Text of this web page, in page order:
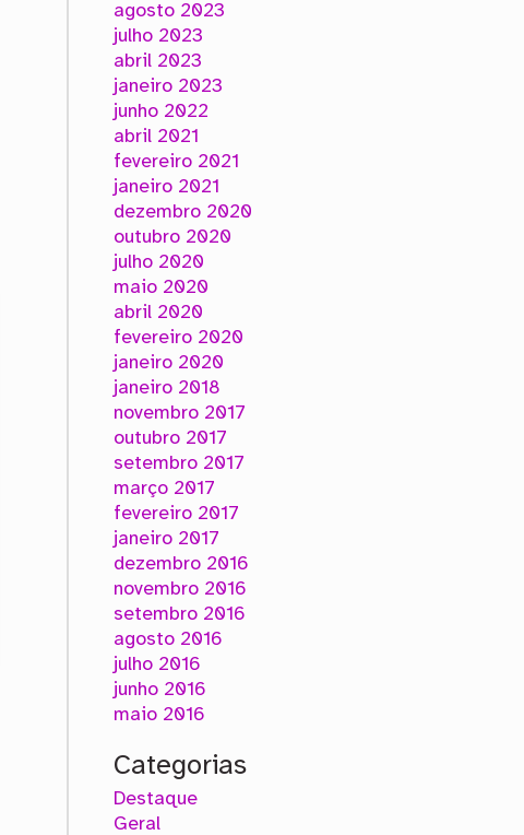
agosto 2023
julho 2023
abril 2023
janeiro 2023
junho 2022
abril 2021
fevereiro 2021
janeiro 2021
dezembro 2020
outubro 2020
julho 2020
maio 2020
abril 2020
fevereiro 2020
janeiro 2020
janeiro 2018
novembro 2017
outubro 2017
setembro 2017
março 2017
fevereiro 2017
janeiro 2017
dezembro 2016
novembro 2016
setembro 2016
agosto 2016
julho 2016
junho 2016
maio 2016
Categorias
Destaque
Geral